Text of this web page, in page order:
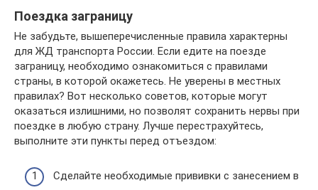
Поездка заграницу
Не забудьте, вышеперечисленные правила характерны
для ЖД транспорта России. Если едите на поезде
заграницу, необходимо ознакомиться с правилами
страны, в которой окажетесь. Не уверены в местных
правилах? Вот несколько советов, которые могут
оказаться излишними, но позволят сохранить нервы при
поездке в любую страну. Лучше перестрахуйтесь,
выполните эти пункты перед отъездом:
Сделайте необходимые прививки с занесением в